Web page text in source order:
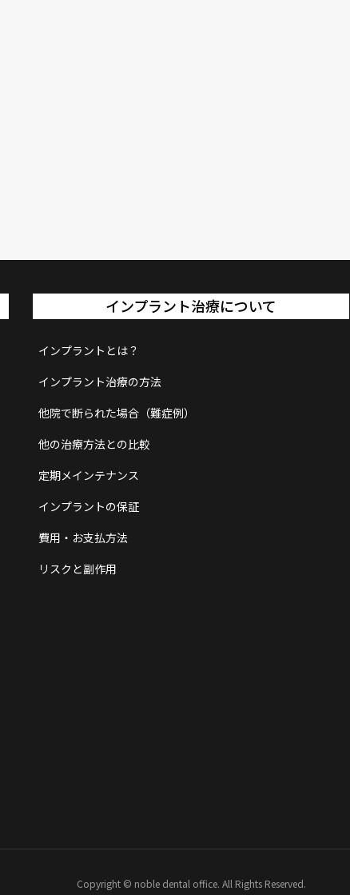
インプラント治療について
インプラントとは？
インプラント治療の方法
他院で断られた場合（難症例）
他の治療方法との比較
定期メインテナンス
インプラントの保証
費用・お支払方法
リスクと副作用
Copyright © noble dental office. All Rights Reserved.